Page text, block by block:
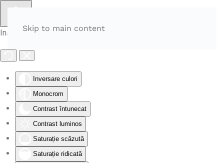
Instrumente de accesibilitate
Inversare culori
Monocrom
Contrast întunecat
Contrast luminos
Saturație scăzută
Saturație ridicată
Skip to main content